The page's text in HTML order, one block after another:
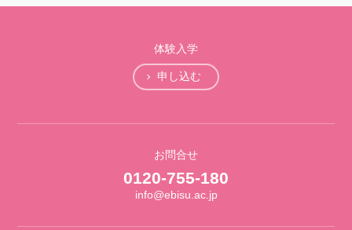
体験入学
申し込む
お問合せ
0120-755-180
info@ebisu.ac.jp